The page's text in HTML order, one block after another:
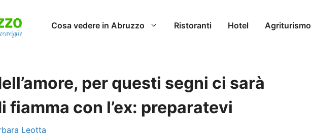
Cosa vedere in Abruzzo Ristoranti Hotel Agriturismo
per questi segni ci sarà
fiamma con l’ex: preparatevi
Leotta